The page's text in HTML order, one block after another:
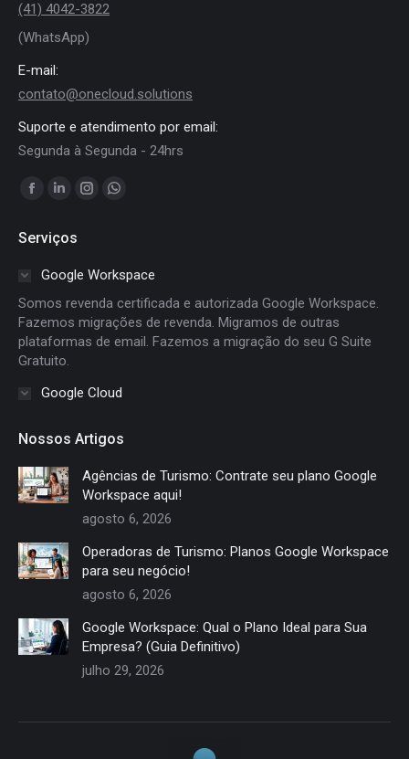
(41) 4042-3822
(WhatsApp)
E-mail:
contato@onecloud.solutions
Suporte e atendimento por email:
Segunda à Segunda - 24hrs
Encontre-nos em:
Facebook
opens
window
Linkedin
opens
in
window
Instagram
in
new
window
Whatsapp
in
window
Serviços
Google Workspace
Somos revenda certificada e autorizada Google Workspace.
Fazemos migrações de revenda. Migramos de outras
plataformas de email. Fazemos a migração do seu G Suite
Gratuito.
Google Cloud
Nossos Artigos
Agências de Turismo: Contrate seu plano Google
Workspace aqui!
agosto 6, 2026
Operadoras de Turismo: Planos Google Workspace
para seu negócio!
agosto 6, 2026
Google Workspace: Qual o Plano Ideal para Sua
Empresa? (Guia Definitivo)
julho 29, 2026